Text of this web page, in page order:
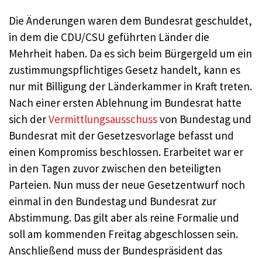
Die Änderungen waren dem Bundesrat geschuldet,
in dem die CDU/CSU geführten Länder die
Mehrheit haben. Da es sich beim Bürgergeld um ein
zustimmungspflichtiges Gesetz handelt, kann es
nur mit Billigung der Länderkammer in Kraft treten.
Nach einer ersten Ablehnung im Bundesrat hatte
sich derVermittlungsausschussvon Bundestag und
Bundesrat mit der Gesetzesvorlage befasst und
einen Kompromiss beschlossen. Erarbeitet war er
in den Tagen zuvor zwischen den beteiligten
Parteien. Nun muss der neue Gesetzentwurf noch
einmal in den Bundestag und Bundesrat zur
Abstimmung. Das gilt aber als reine Formalie und
soll am kommenden Freitag abgeschlossen sein.
Anschließend muss der Bundespräsident das